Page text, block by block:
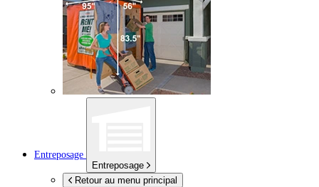
Entreposage
Entreposage
Retour au menu principal